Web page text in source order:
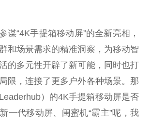
谋“4K手提箱移动屏”的全新亮相，
和场景需求的精准洞察，为移动智
的多元性开辟了新可能，同时也打
限，连接了更多户外各种场景。那
）的4K手提箱移动屏是否
一代移动屏、闺蜜机“霸主”呢，我